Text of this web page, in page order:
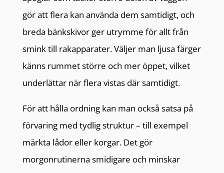
gör att flera kan använda dem samtidigt, och
breda bänkskivor ger utrymme för allt från
smink till rakapparater. Väljer man ljusa färger
känns rummet större och mer öppet, vilket
underlättar när flera vistas där samtidigt.
För att hålla ordning kan man också satsa på
förvaring med tydlig struktur – till exempel
märkta lådor eller korgar. Det gör
morgonrutinerna smidigare och minskar